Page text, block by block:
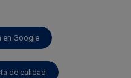
en Google
de calidad